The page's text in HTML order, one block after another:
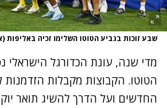
שבע זוכות בגביע הטוטו השלימו זכיה באליפות
מדי שנה, עונת הכדורגל הישראלי
הטוטו. הקבוצות מקבלות הזדמנות
החדשים ועל הדרך להשיג תואר